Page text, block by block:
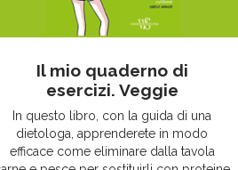
Il mio quaderno di
esercizi. Veggie
In questo libro, con la guida di una
dietologa, apprenderete in modo
efficace come eliminare dalla tavola